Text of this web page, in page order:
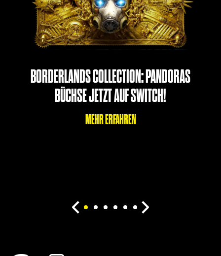
BORDERLANDS COLLECTION: PANDORAS
BÜCHSE JETZT AUF SWITCH!
MEHR ERFAHREN